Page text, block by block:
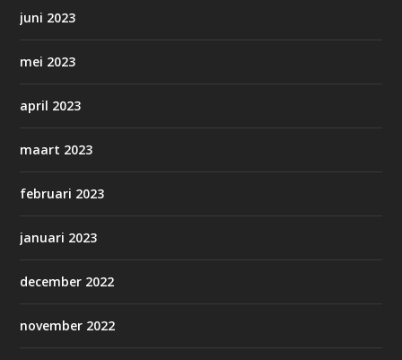
juni 2023
mei 2023
april 2023
maart 2023
februari 2023
januari 2023
december 2022
november 2022